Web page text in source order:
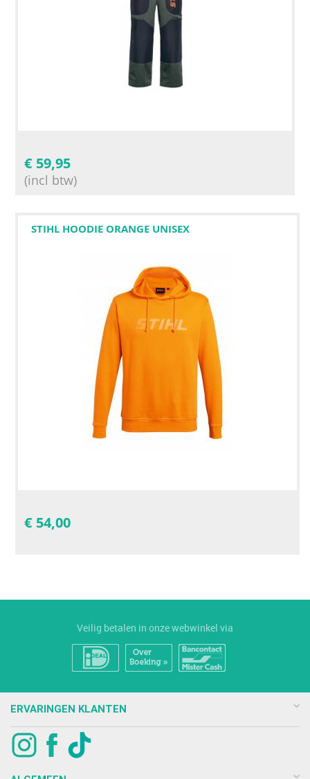
€ 59,95
(incl btw)
STIHL HOODIE ORANGE UNISEX
€ 54,00
Veilig betalen in onze webwinkel via
ERVARINGEN KLANTEN